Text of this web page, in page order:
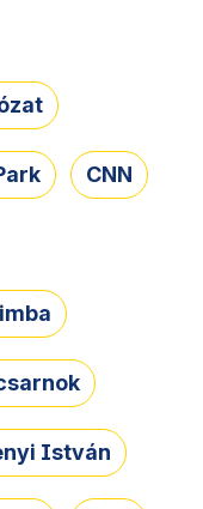
CNN
István